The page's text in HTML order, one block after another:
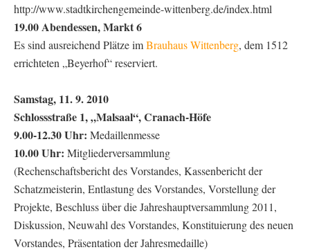
http://www.stadtkirchengemeinde-wittenberg.de/index.html
19.00 Abendessen, Markt 6
Es sind ausreichend Plätze imBrauhaus Wittenberg, dem 1512
errichteten „Beyerhof“ reserviert.
Samstag, 11. 9. 2010
Schlossstraße 1, „Malsaal“, Cranach-Höfe
9.00-12.30 Uhr: Medaillenmesse
10.00 Uhr: Mitgliederversammlung
(Rechenschaftsbericht des Vorstandes, Kassenbericht der
Schatzmeisterin, Entlastung des Vorstandes, Vorstellung der
Projekte, Beschluss über die Jahreshauptversammlung 2011,
Diskussion, Neuwahl des Vorstandes, Konstituierung des neuen
Vorstandes, Präsentation der Jahresmedaille)